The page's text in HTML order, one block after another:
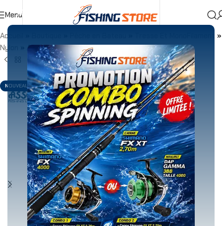
Menu
Accueil
»
Nylon
» Asso KNIGHT 300m UV GREEN FLUO
NOUVEAU